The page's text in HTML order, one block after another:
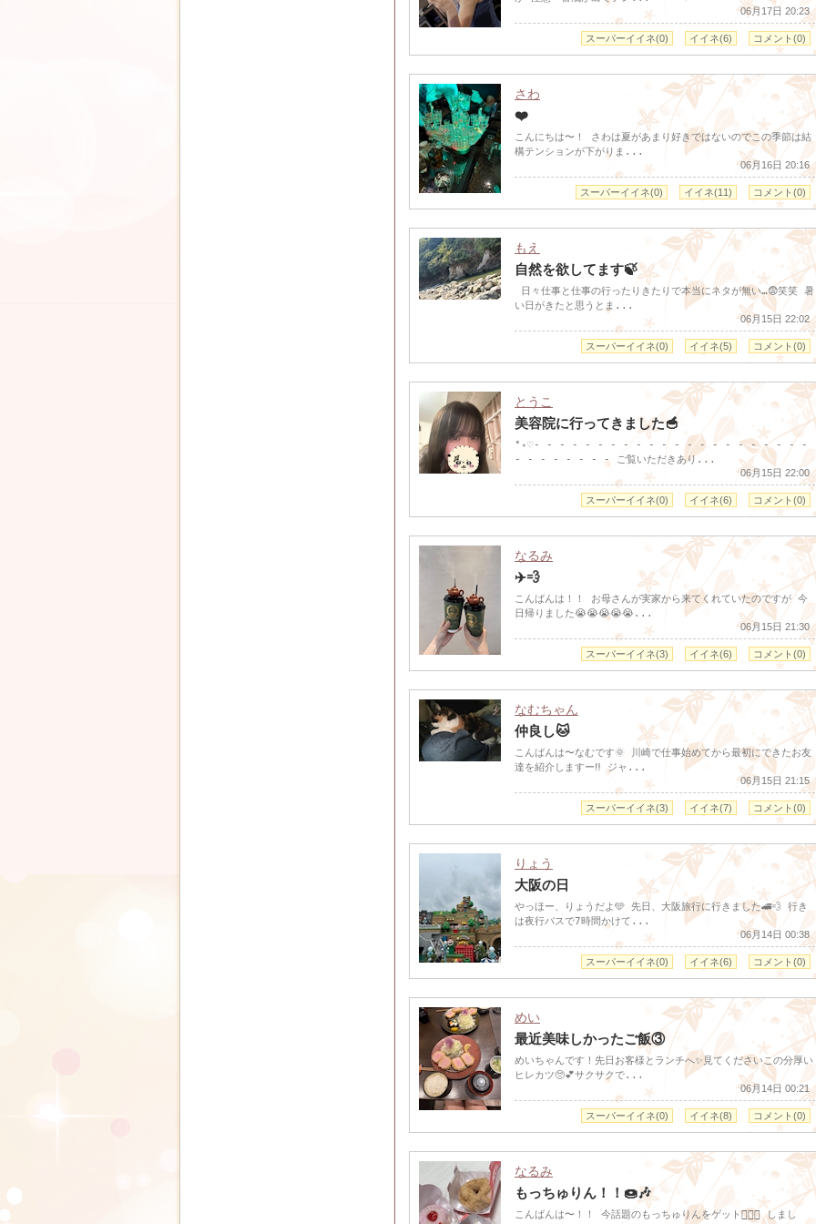
06月17日 20:23
スーパーイイネ(0) イイネ(6) コメント(0)
さわ
❤️
こんにちは〜！ さわは夏があまり好きではないのでこの季節は結
構テンションが下がりま...
06月16日 20:16
スーパーイイネ(0) イイネ(11) コメント(0)
もえ
自然を欲してます🍃
日々仕事と仕事の行ったりきたりで本当にネタが無い…😨笑笑 暑
い日がきたと思うとま...
06月15日 22:02
スーパーイイネ(0) イイネ(5) コメント(0)
とうこ
美容院に行ってきました🥣
°˖♡- - - - - - - - - - - - - - - - - - - - - -
- - - - - - - - ご覧いただきあり...
06月15日 22:00
スーパーイイネ(0) イイネ(6) コメント(0)
なるみ
✈️💨
こんばんは！！ お母さんが実家から来てくれていたのですが 今
日帰りました😭😭😭😭😭...
06月15日 21:30
スーパーイイネ(3) イイネ(6) コメント(0)
なむちゃん
仲良し🐱
こんばんは〜なむです🌞 川崎で仕事始めてから最初にできたお友
達を紹介しますー‼️ ジャ...
06月15日 21:15
スーパーイイネ(3) イイネ(7) コメント(0)
りょう
大阪の日
やっほー、りょうだよ🩵 先日、大阪旅行に行きました🚄💨 行き
は夜行バスで7時間かけて...
06月14日 00:38
スーパーイイネ(0) イイネ(6) コメント(0)
めい
最近美味しかったご飯③
めいちゃんです！先日お客様とランチへ✨見てくださいこの分厚い
ヒレカツ🥺💕サクサクで...
06月14日 00:21
スーパーイイネ(0) イイネ(8) コメント(0)
なるみ
もっちゅりん！！🍩🎶
こんばんは〜！！ 今話題のもっちゅりんをゲット✊🏻💖 しまし